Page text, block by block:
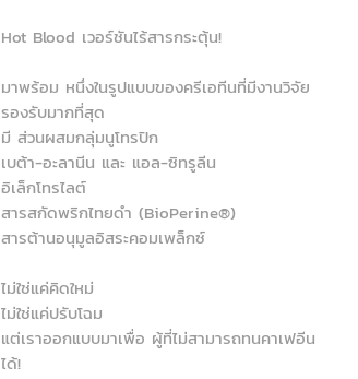
Hot Blood เวอร์ชันไร้สารกระตุ้น!
มาพร้อม หนึ่งในรูปแบบของครีเอทีนที่มีงานวิจัย
รองรับมากที่สุด
มี ส่วนผสมกลุ่มนูโทรปิก
เบต้า-อะลานีน และ แอล-ซิทรูลีน
อิเล็กโทรไลต์
สารสกัดพริกไทยดำ (BioPerine®)
สารต้านอนุมูลอิสระคอมเพล็กซ์
ไม่ใช่แค่คิดใหม่
ไม่ใช่แค่ปรับโฉม
แต่เราออกแบบมาเพื่อ ผู้ที่ไม่สามารถทนคาเฟอีน
ได้!